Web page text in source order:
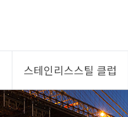
스테인리스스틸 클럽
제품소개